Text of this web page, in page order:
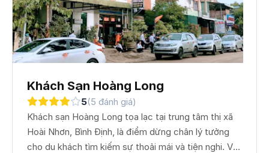
Khách Sạn Hoàng Long
5(5 đánh giá)
Khách sạn Hoàng Long tọa lạc tại trung tâm thị xã
Hoài Nhơn, Bình Định, là điểm dừng chân lý tưởng
cho du khách tìm kiếm sự thoải mái và tiện nghi. Với